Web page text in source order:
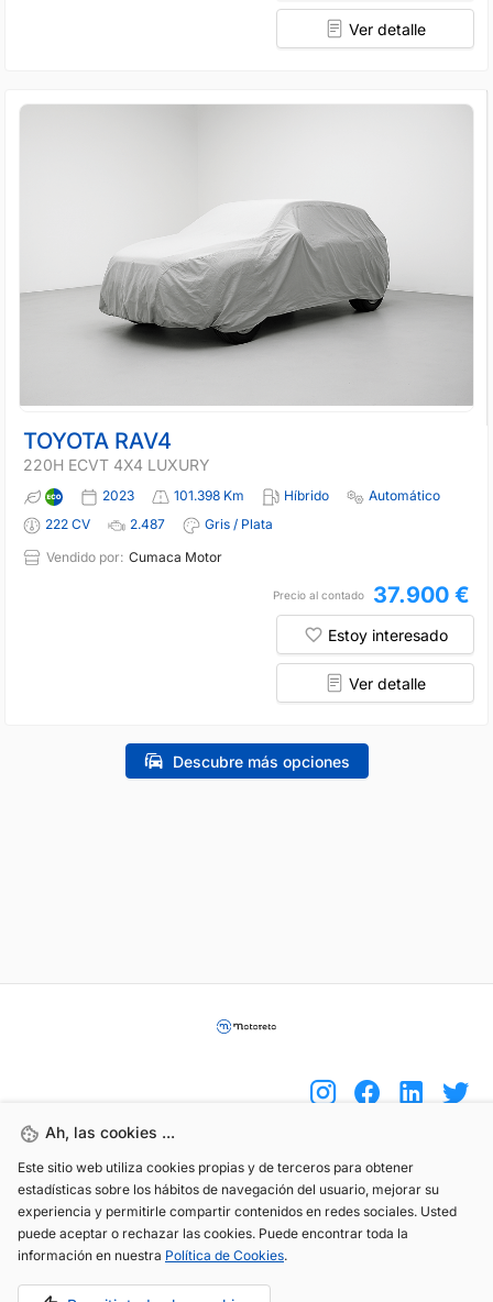
Ver detalle
TOYOTA RAV4
220H ECVT 4X4 LUXURY
2023 101.398 Km Híbrido
Automático
222 CV
2.487
Gris / Plata
Vendido por: Cumaca Motor
Precio al contado 37.900 €
Estoy interesado
Ver detalle
Descubre más opciones
Ah, las cookies ...
Este sitio web utiliza cookies propias y de terceros para obtener
estadísticas sobre los hábitos de navegación del usuario, mejorar su
experiencia y permitirle compartir contenidos en redes sociales. Usted
puede aceptar o rechazar las cookies. Puede encontrar toda la
información en nuestra Política de Cookies.
(+34) 744 408 070
info@motoreto.com